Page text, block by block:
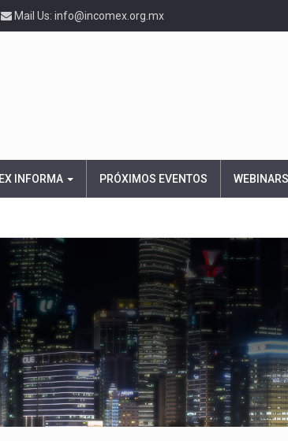
Mail Us: info@incomex.org.mx
INFORMA PRÓXIMOS EVENTOS